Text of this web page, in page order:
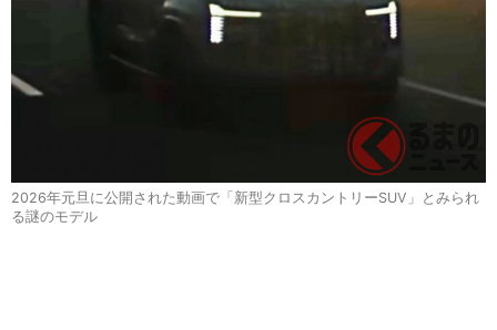
2026年元旦に公開された動画で「新型クロスカントリーSUV」とみられ
る謎のモデル